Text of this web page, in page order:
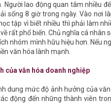
Người lao động quan tâm nhiều
sống 8 giờ trong ngày. Vào nơi
tập vì biết nhiều thì phải làm
rất phổ biến. Chủ nghĩa cá nhân
nhóm mình hữu hiệu hơn. Nếu
văn hóa lành mạnh.
của văn hóa doanh nghiệp
dung mức độ ảnh hưởng của
động đến những thành viên